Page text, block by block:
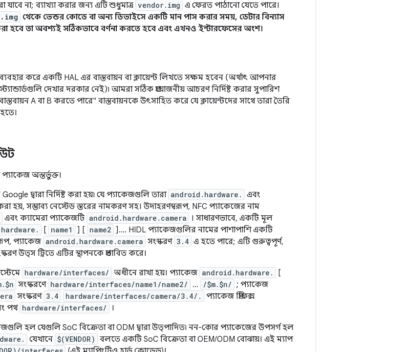
যাবে না; ব্যাখ্যা করার জন্য এটি শুধুমাত্র vendor.img এ ফেরত পাঠানো যেতে পারে।
থেকে ভেন্ডর কোডে বা অন্য ডিভাইসে একটি মান পাস করার সময়, ডেটার বিন্যাস
হবে তা অবশ্যই সঠিকভাবে বর্ণনা করতে হবে এবং এখনও ইন্টারফেসের অংশ।
করে একটি HAL এর বাস্তবায়ন বা ক্লায়েন্ট লিখতে সক্ষম হবেন (অর্থাৎ আপনার
দেখার দরকার নেই)৷ আমরা সঠিক প্রয়োজনীয় আচরণ নির্দিষ্ট করার সুপারিশ
A বা B করতে পারে" বাস্তবায়নকে উৎসাহিত করে যে ক্লায়েন্টদের সাথে তারা তৈরি
অন্তর্ভুক্ত।
দ্বারা নির্দিষ্ট করা হয়৷ যে প্যাকেজগুলি তারা android.hardware.
এবং
হয়, সম্ভাব্য নেস্টেড স্তরের নামকরণ সহ। উদাহরণস্বরূপ, NFC প্যাকেজের নাম
এবং ক্যামেরা প্যাকেজটি android.hardware.camera
। সাধারণভাবে, একটি মূল
[ name1 ] [ name2 ]…. HIDL প্যাকেজগুলির নামের পাশাপাশি একটি
প্যাকেজ android.hardware.camera সংস্করণ 3.4 এ হতে পারে; এটি গুরুত্বপূর্ণ,
উত্স ট্রিতে এটির স্থাপনকে প্রভাবিত করে।
hardware/interfaces/ অধীনে রাখা হয়। প্যাকেজ android.hardware. [
সংস্করণে hardware/interfaces/name1/name2/ … /$m.$n/ ; প্যাকেজ
সংস্করণ 3.4 hardware/interfaces/camera/3.4/. প্যাকেজ প্রিফিক্স
পথ hardware/interfaces/
।
হল যেগুলি SoC বিক্রেতা বা ODM দ্বারা উত্পাদিত৷ নন-কোর প্যাকেজের উপসর্গ হল
যেখানে $(VENDOR) বলতে একটি SoC বিক্রেতা বা OEM/ODM বোঝায়। এই ম্যাপ